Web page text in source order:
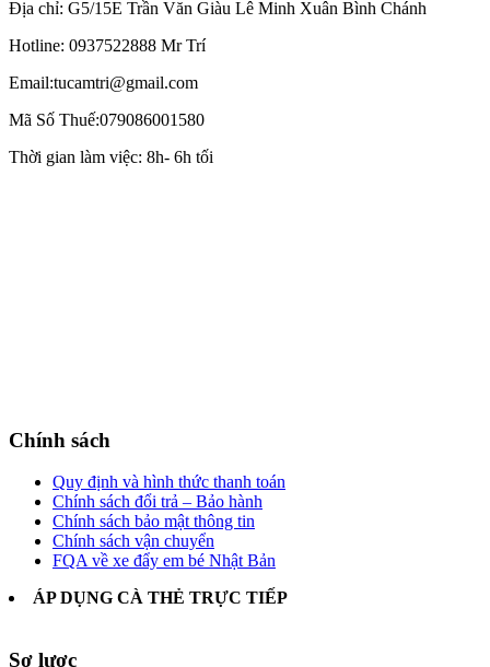
viết
Địa chỉ: G5/15E Trần Văn Giàu Lê Minh Xuân Bình Chánh
Hotline: 0937522888 Mr Trí
Email:tucamtri@gmail.com
Mã Số Thuế:079086001580
Thời gian làm việc: 8h- 6h tối
Chính sách
Quy định và hình thức thanh toán
Chính sách đổi trả – Bảo hành
Chính sách bảo mật thông tin
Chính sách vận chuyển
FQA về xe đẩy em bé Nhật Bản
ÁP DỤNG CÀ THẺ TRỰC TIẾP
Sơ lược